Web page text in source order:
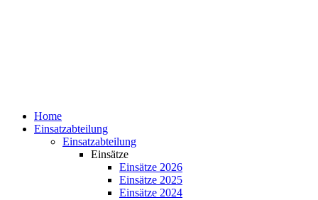
Home
Einsatzabteilung
Einsatzabteilung
Einsätze
Einsätze 2026
Einsätze 2025
Einsätze 2024